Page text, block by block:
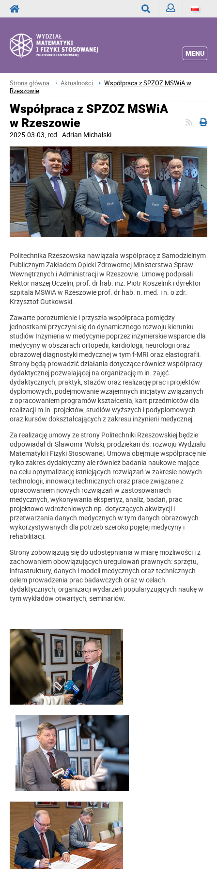
MENU
Strona główna Aktualności
Współpraca z SPZOZ MSWiA w
Rzeszowie
Współpraca z SPZOZ MSWiA
w Rzeszowie
2025-03-03, red. Adrian Michalski
Politechnika Rzeszowska nawiązała współpracę z Samodzielnym
Publicznym Zakładem Opieki Zdrowotnej Ministerstwa Spraw
Wewnętrznych i Administracji w Rzeszowie. Umowę podpisali
Rektor naszej Uczelni, prof. dr hab. inż. Piotr Koszelnik i dyrektor
szpitala MSWiA w Rzeszowie prof. dr hab. n. med. i n. o zdr.
Krzysztof Gutkowski.
Zawarte porozumienie i przyszła współpraca pomiędzy
jednostkami przyczyni się do dynamicznego rozwoju kierunku
studiów Inżynieria w medycynie poprzez inżynierskie wsparcie dla
medycyny w obszarach ortopedii, kardiologii, neurologii oraz
obrazowej diagnostyki medycznej w tym f-MRI oraz elastografii.
Strony będą prowadzić działania dotyczące również współpracy
dydaktycznej pozwalającej na organizację m in. zajęć
dydaktycznych, praktyk, stażów oraz realizację prac i projektów
dyplomowych, podejmowanie wzajemnych inicjatyw związanych
z opracowaniem programów kształcenia, kart przedmiotów dla
realizacji m.in. projektów, studiów wyższych i podyplomowych
oraz kursów dokształcających z zakresu inżynierii medycznej.
Za realizację umowy ze strony Politechniki Rzeszowskiej będzie
odpowiadał dr Sławomir Wolski, prodziekan ds. rozwoju Wydziału
Matematyki i Fizyki Stosowanej. Umowa obejmuje współpracę nie
tylko zakres dydaktyczny ale również badania naukowe mające
na celu optymalizację istniejących rozwiązań w zakresie nowych
technologii, innowacji technicznych oraz prace związane z
opracowaniem nowych rozwiązań w zastosowaniach
medycznych, wykonywania ekspertyz, analiz, badań, prac
projektowo wdrożeniowych np. dotyczących akwizycji i
przetwarzania danych medycznych w tym danych obrazowych
wykorzystywanych dla potrzeb szeroko pojętej medycyny i
rehabilitacji.
Strony zobowiązują się do udostępniania w miarę możliwości i z
zachowaniem obowiązujących uregulowań prawnych: sprzętu,
infrastruktury, danych i modeli medycznych oraz technicznych
celem prowadzenia prac badawczych oraz w celach
dydaktycznych, organizacji wydarzeń popularyzujących naukę w
tym wykładów otwartych, seminariów.